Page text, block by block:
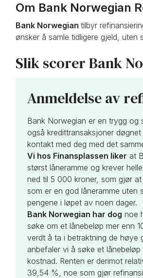
Om Bank Norwegian
Bank Norwegian tilbyr
ønsker å samle tidligere gjeld, uten
Slik scorer Bank
Anmeldelse av
Bank Norwegian er en trygg og
også kredittransaksjoner
kontakt med deg med det
Vi hos Finansplassen liker at
størst låneramme og krever
ned til 5 000 kroner, som gjør
som er en god låneramme uten
pengene i løpet av noen dager.
Bank Norwegian har dog noe
søke om et lånebeløp mer enn
verdt å ta i betraktning de høye
anbefaler vi å søke et
kostnad. Renten er derimot
39,54 %, noe som gjør